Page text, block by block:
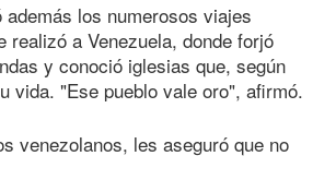
además los numerosos viajes
realizó a Venezuela, donde forjó
y conoció iglesias que, según
vida. "Ese pueblo vale oro", afirmó.
venezolanos, les aseguró que no